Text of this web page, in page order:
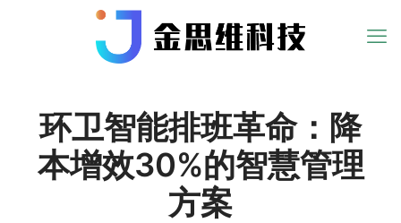
环卫智能排班革命：降
本增效30%的智慧管理
方案